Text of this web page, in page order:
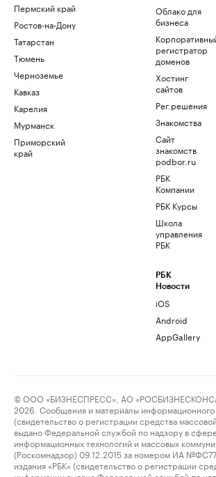
Пермский край
Ростов-на-Дону
Татарстан
Тюмень
Черноземье
Кавказ
Карелия
Мурманск
Приморский
край
Облако для
бизнеса
регистратор
доменов
Хостинг
сайтов
Рег.решения
Знакомства
Сайт
знакомств
podbor.ru
РБК
Компании
РБК Курсы
Школа
управления
РБК
РБК
Новости
iOS
Android
AppGallery
© ООО «БИЗНЕСПРЕСС», АО
2026. Сообщения и материалы информационного
(свидетельство о регистрации средства
выдано Федеральной службой по надзору в сфере
информационных технологий и массовых
(Роскомнадзор) 09.12.2015 за номером ИА
издания «РБК» (свидетельство о регистрации